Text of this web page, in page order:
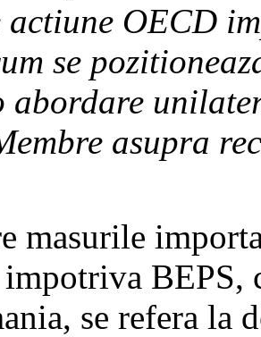
OECD
se
abordare
asupra
masurile
BEPS,
se refera la